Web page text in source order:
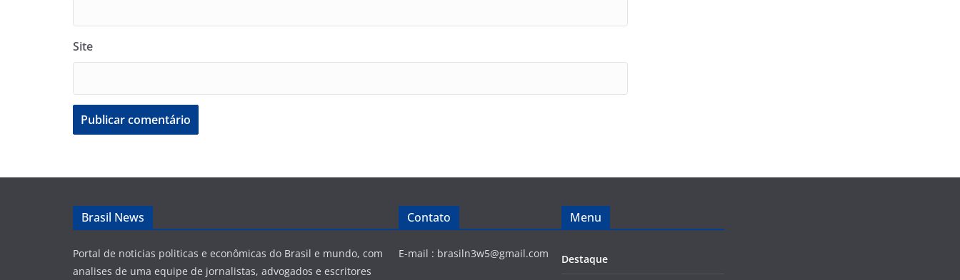
Site
Brasil News
Portal de noticias politicas e econômicas do Brasil e mundo, com
analises de uma equipe de jornalistas, advogados e escritores
Contato
E-mail : brasiln3w5@gmail.com
Menu
Destaque